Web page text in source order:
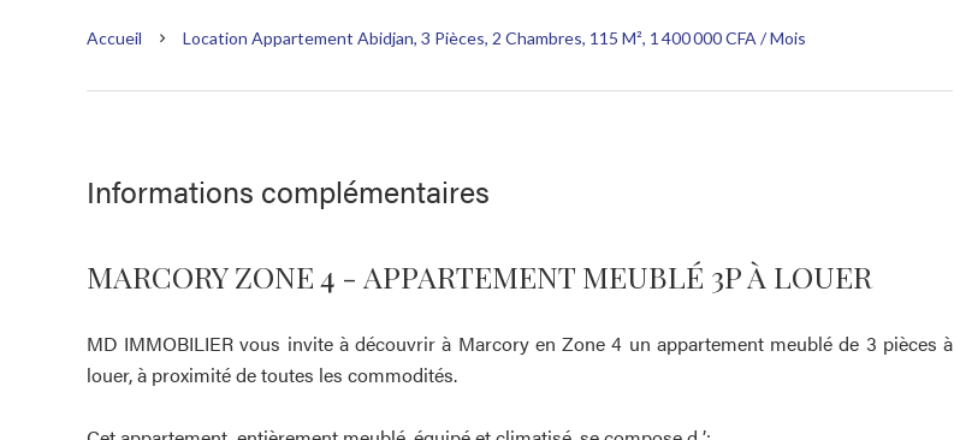
Accueil Location Appartement Abidjan, 3 Pièces, 2 Chambres, 115 M², 1 400 000 CFA / Mois
Informations complémentaires
MARCORY ZONE 4 - APPARTEMENT MEUBLÉ 3P À LOUER
MD IMMOBILIER vous invite à découvrir à Marcory en Zone 4 un appartement meublé de 3 pièces à
louer, à proximité de toutes les commodités.